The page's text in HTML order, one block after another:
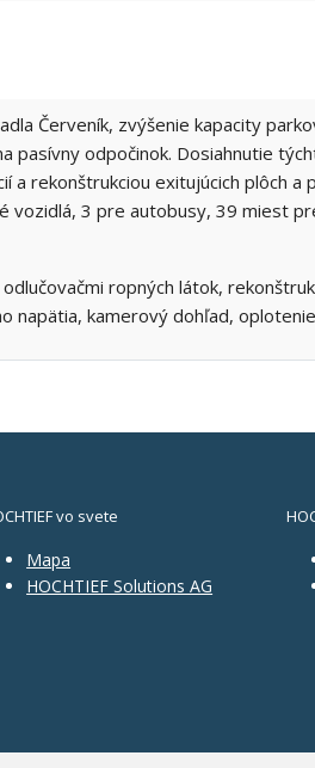
Červeník, zvýšenie kapacity
pasívny odpočinok. Dosiahnutie
a rekonštrukciou exitujúcich plôch
vozidlá, 3 pre autobusy, 39 miest
ropných látok,
napätia, kamerový dohľad,
vo svete
Mapa
HOCHTIEF Solutions AG